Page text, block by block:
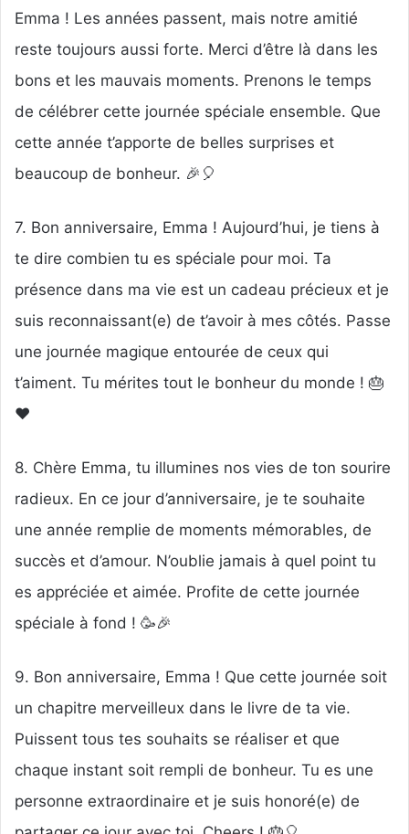
Emma ! Les années passent, mais notre amitié
reste toujours aussi forte. Merci d’être là dans les
bons et les mauvais moments. Prenons le temps
de célébrer cette journée spéciale ensemble. Que
cette année t’apporte de belles surprises et
beaucoup de bonheur. 🎉🎈
7. Bon anniversaire, Emma ! Aujourd’hui, je tiens à
te dire combien tu es spéciale pour moi. Ta
présence dans ma vie est un cadeau précieux et je
suis reconnaissant(e) de t’avoir à mes côtés. Passe
une journée magique entourée de ceux qui
t’aiment. Tu mérites tout le bonheur du monde ! 🎂
❤️
8. Chère Emma, tu illumines nos vies de ton sourire
radieux. En ce jour d’anniversaire, je te souhaite
une année remplie de moments mémorables, de
succès et d’amour. N’oublie jamais à quel point tu
es appréciée et aimée. Profite de cette journée
spéciale à fond ! 🥳🎉
9. Bon anniversaire, Emma ! Que cette journée soit
un chapitre merveilleux dans le livre de ta vie.
Puissent tous tes souhaits se réaliser et que
chaque instant soit rempli de bonheur. Tu es une
personne extraordinaire et je suis honoré(e) de